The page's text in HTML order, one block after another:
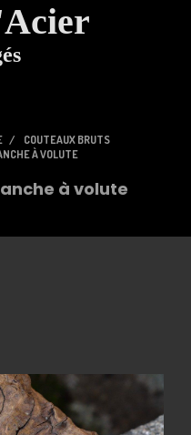
COUTEAUX BRUTS
À VOLUTE
à volute